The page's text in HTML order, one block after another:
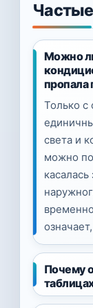
Можно
пропала
Только с
света и
можно
Почему